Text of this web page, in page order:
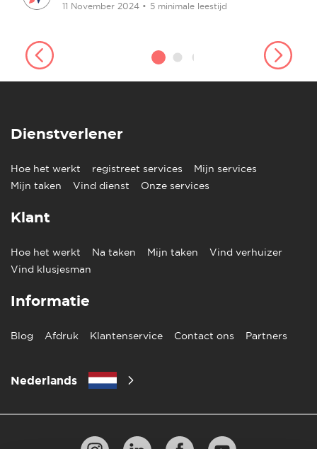
11 November 2024 • 5 minimale leestijd
Dienstverlener
Hoe het werkt registreet services
Mijn services
Mijn taken
Vind dienst Onze services
Klant
Hoe het werkt Na taken Mijn taken
Vind verhuizer
Vind klusjesman
Informatie
Blog Afdruk Klantenservice Contact ons Partners
Nederlands